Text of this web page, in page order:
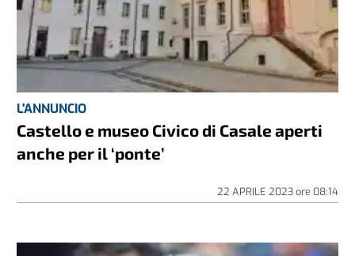
L'ANNUNCIO
Castello e museo Civico di Casale aperti
anche per il ‘ponte’
22 APRILE 2023ore 08:14